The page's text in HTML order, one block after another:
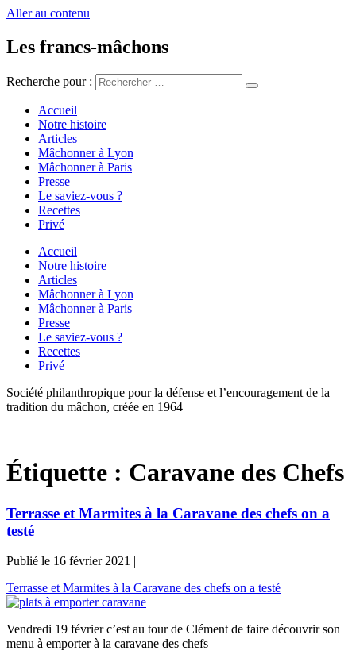
Aller au contenu
Les francs-mâchons
Recherche pour :
Accueil
Notre histoire
Articles
Mâchonner à Lyon
Mâchonner à Paris
Presse
Le saviez-vous ?
Recettes
Privé
Accueil
Notre histoire
Articles
Mâchonner à Lyon
Mâchonner à Paris
Presse
Le saviez-vous ?
Recettes
Privé
Société philanthropique pour la défense et l’encouragement de la
tradition du mâchon, créée en 1964
Étiquette : Caravane des Chefs
Terrasse et Marmites à la Caravane des chefs on a
testé
Publié le 16 février 2021 |
Terrasse et Marmites à la Caravane des chefs on a testé
Vendredi 19 février c’est au tour de Clément de faire découvrir son
menu à emporter à la caravane des chefs